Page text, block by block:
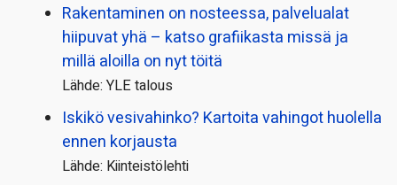
Rakentaminen on nosteessa, palvelualat
hiipuvat yhä – katso grafiikasta missä ja
millä aloilla on nyt töitä
Lähde: YLE talous
Iskikö vesivahinko? Kartoita vahingot huolella
ennen korjausta
Lähde: Kiinteistölehti